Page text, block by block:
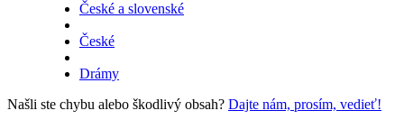
České a slovenské
České
Drámy
Našli ste chybu alebo škodlivý obsah? Dajte nám, prosím, vedieť!